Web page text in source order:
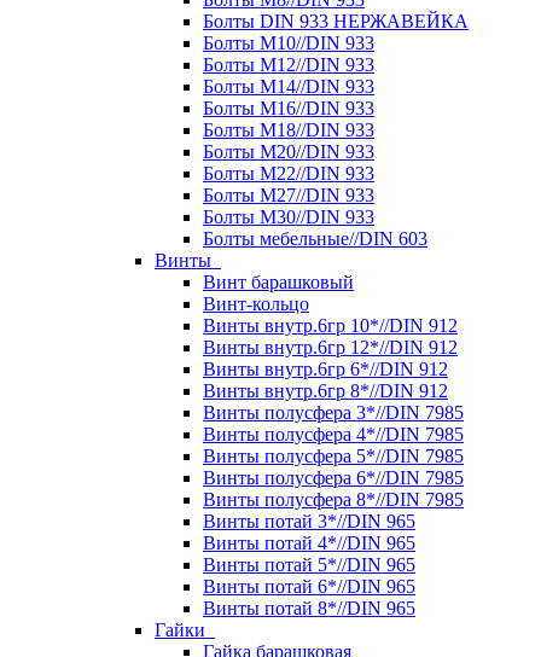
Болты DIN 933 НЕРЖАВЕЙКА
Болты М10//DIN 933
Болты М12//DIN 933
Болты М14//DIN 933
Болты М16//DIN 933
Болты М18//DIN 933
Болты М20//DIN 933
Болты М22//DIN 933
Болты М27//DIN 933
Болты М30//DIN 933
Болты мебельные//DIN 603
Винты
Винт барашковый
Винт-кольцо
Винты внутр.6гр 10*//DIN 912
Винты внутр.6гр 12*//DIN 912
Винты внутр.6гр 6*//DIN 912
Винты внутр.6гр 8*//DIN 912
Винты полусфера 3*//DIN 7985
Винты полусфера 4*//DIN 7985
Винты полусфера 5*//DIN 7985
Винты полусфера 6*//DIN 7985
Винты полусфера 8*//DIN 7985
Винты потай 3*//DIN 965
Винты потай 4*//DIN 965
Винты потай 5*//DIN 965
Винты потай 6*//DIN 965
Винты потай 8*//DIN 965
Гайки
Гайка барашковая